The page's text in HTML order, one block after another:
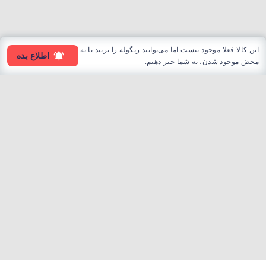
این کالا فعلا موجود نیست اما می‌توانید زنگوله را بزنید تا به
محض موجود شدن، به شما خبر دهیم.
اطلاع بده